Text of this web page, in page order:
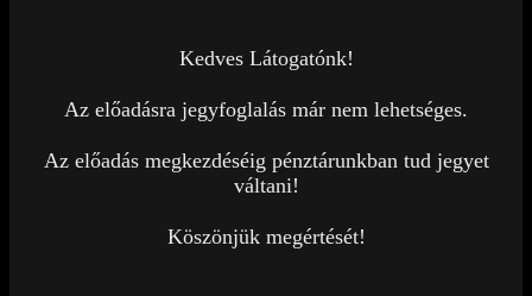
Kedves Látogatónk!
Az előadásra jegyfoglalás már nem lehetséges.
Az előadás megkezdéséig pénztárunkban tud jegyet
váltani!
Köszönjük megértését!